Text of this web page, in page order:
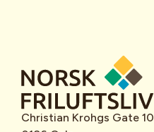
Christian Krohgs Gate 10